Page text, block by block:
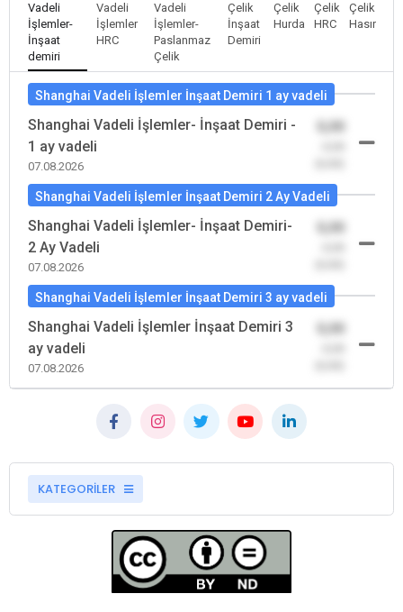
Vadeli
İşlemler-
İnşaat
demiri
Vadeli
İşlemler
HRC
Vadeli
İşlemler-
Paslanmaz
Çelik
Çelik
İnşaat
Demiri
Çelik
Hurda
Çelik
HRC
Çelik
Hasır
Shanghai Vadeli İşlemler İnşaat Demiri 1 ay vadeli
Shanghai Vadeli İşlemler- İnşaat Demiri -
1 ay vadeli
07.08.2026
Shanghai Vadeli İşlemler İnşaat Demiri 2 Ay Vadeli
Shanghai Vadeli İşlemler- İnşaat Demiri-
2 Ay Vadeli
07.08.2026
Shanghai Vadeli İşlemler İnşaat Demiri 3 ay vadeli
Shanghai Vadeli İşlemler İnşaat Demiri 3
ay vadeli
07.08.2026
KATEGORİLER